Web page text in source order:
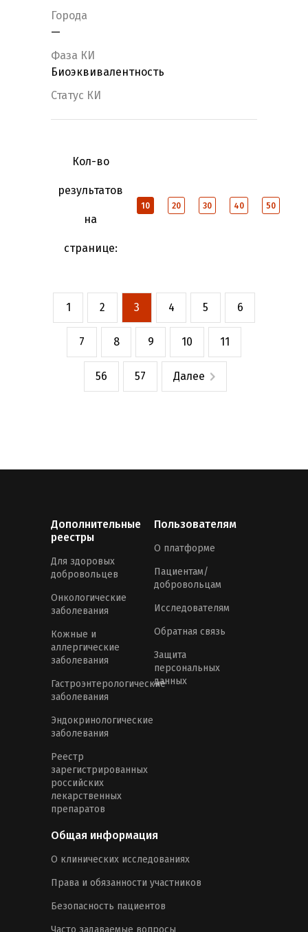
Города
—
Фаза КИ
Биоэквивалентность
Статус КИ
Кол-во
результатов
на
странице:
10 20 30 40 50
1 2 3 4 5 6
7 8 9 10 11
56 57 Далее
Дополнительные
реестры
Для здоровых
добровольцев
Онкологические
заболевания
Кожные и
аллергические
заболевания
Гастроэнтерологические
заболевания
Эндокринологические
заболевания
Реестр
зарегистрированных
российских
лекарственных
препаратов
Пользователям
О платформе
Пациентам/
добровольцам
Исследователям
Обратная связь
Защита
персональных
данных
Общая информация
О клинических исследованиях
Права и обязанности участников
Безопасность пациентов